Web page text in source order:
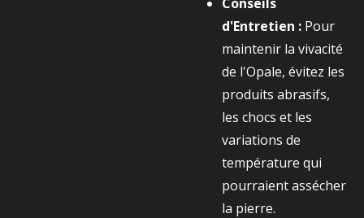
d'Entretien : Pour
maintenir la vivacité
de l'Opale, évitez les
produits abrasifs,
les chocs et les
variations de
température qui
pourraient assécher
la pierre.